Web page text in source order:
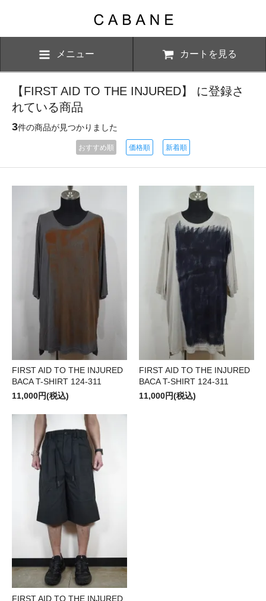
メニュー カートを見る
【FIRST AID TO THE INJURED】 に登録さ
れている商品
3件の商品が見つかりました
おすすめ順 価格順 新着順
FIRST AID TO THE INJURED
BACA T-SHIRT 124-311
11,000円(税込)
FIRST AID TO THE INJURED
BACA T-SHIRT 124-311
11,000円(税込)
FIRST AID TO THE INJURED